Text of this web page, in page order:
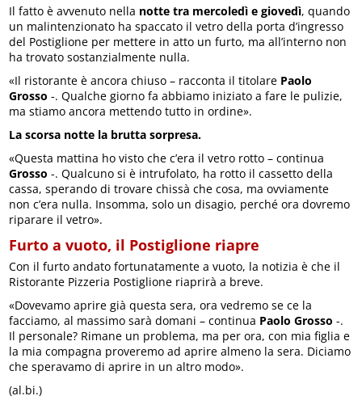
Il fatto è avvenuto nella notte tra mercoledì e giovedì, quando
un malintenzionato ha spaccato il vetro della porta d’ingresso
del Postiglione per mettere in atto un furto, ma all’interno non
ha trovato sostanzialmente nulla.
«Il ristorante è ancora chiuso – racconta il titolare Paolo
Grosso -. Qualche giorno fa abbiamo iniziato a fare le pulizie,
ma stiamo ancora mettendo tutto in ordine».
La scorsa notte la brutta sorpresa.
«Questa mattina ho visto che c’era il vetro rotto – continua
Grosso -. Qualcuno si è intrufolato, ha rotto il cassetto della
cassa, sperando di trovare chissà che cosa, ma ovviamente
non c’era nulla. Insomma, solo un disagio, perché ora dovremo
riparare il vetro».
Furto a vuoto, il Postiglione riapre
Con il furto andato fortunatamente a vuoto, la notizia è che il
Ristorante Pizzeria Postiglione riaprirà a breve.
«Dovevamo aprire già questa sera, ora vedremo se ce la
facciamo, al massimo sarà domani – continua Paolo Grosso -.
Il personale? Rimane un problema, ma per ora, con mia figlia e
la mia compagna proveremo ad aprire almeno la sera. Diciamo
che speravamo di aprire in un altro modo».
(al.bi.)